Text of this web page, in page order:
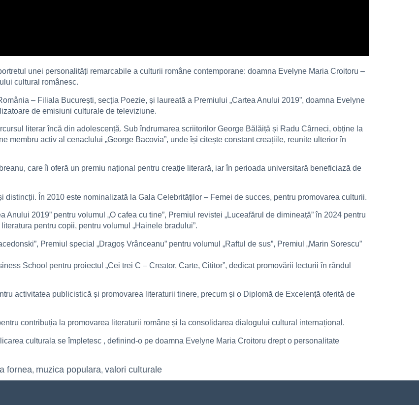
unei personalități remarcabile a culturii române contemporane: doamna Evelyne Maria Croitoru –
cultural românesc.
– Filiala București, secția Poezie, și laureată a Premiului „Cartea Anului 2019”, doamna Evelyne
de emisiuni culturale de televiziune.
literar încă din adolescență. Sub îndrumarea scriitorilor George Bălăiță și Radu Cârneci, obține la
membru activ al cenaclului „George Bacovia”, unde își citește constant creațiile, reunite ulterior în
care îi oferă un premiu național pentru creație literară, iar în perioada universitară beneficiază de
În 2010 este nominalizată la Gala Celebrităților – Femei de succes, pentru promovarea culturii.
2019” pentru volumul „O cafea cu tine”, Premiul revistei „Luceafărul de dimineață” în 2024 pentru
pentru copii, pentru volumul „Hainele bradului”.
Premiul special „Dragoș Vrânceanu” pentru volumul „Raftul de sus”, Premiul „Marin Sorescu”
School pentru proiectul „Cei trei C – Creator, Carte, Cititor”, dedicat promovării lecturii în rândul
activitatea publicistică și promovarea literaturii tinere, precum și o Diplomă de Excelență oferită de
contribuția la promovarea literaturii române și la consolidarea dialogului cultural internațional.
culturala se împletesc , definind-o pe doamna Evelyne Maria Croitoru drept o personalitate
fornea, muzica populara, valori culturale